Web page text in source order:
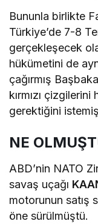
Bununla birlikte
Türkiye’de 7-8
gerçekleşecek
hükümetini de
çağırmış
kırmızı çizgilerini
gerektiğini
NE
ABD’nin NATO
savaş uçağı
motorunun satış
öne sürülmüştü.